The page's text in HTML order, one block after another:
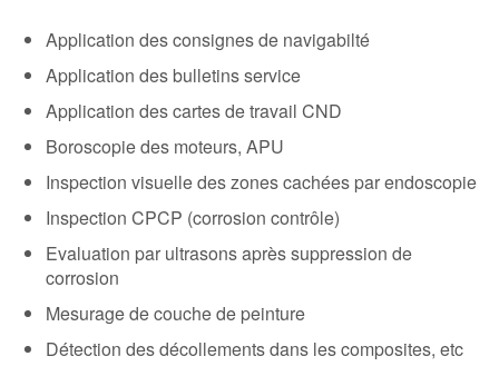
Application des consignes de navigabilté
Application des bulletins service
Application des cartes de travail CND
Boroscopie des moteurs, APU
Inspection visuelle des zones cachées par endoscopie
Inspection CPCP (corrosion contrôle)
Evaluation par ultrasons après suppression de
corrosion
Mesurage de couche de peinture
Détection des décollements dans les composites, etc